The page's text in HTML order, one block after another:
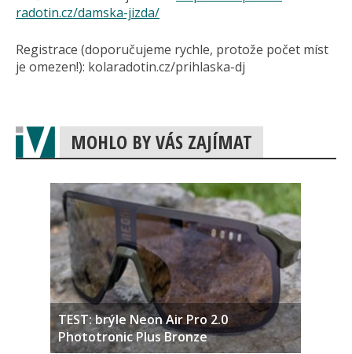
radotin.cz/damska-jizda/
Registrace (doporučujeme rychle, protože počet míst
je omezen!): kolaradotin.cz/prih­laska-dj
MOHLO BY VÁS ZAJÍMAT
TEST: brýle Neon Air Pro 2.0
Phototronic Plus Bronze